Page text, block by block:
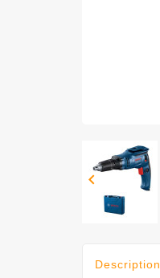

Description